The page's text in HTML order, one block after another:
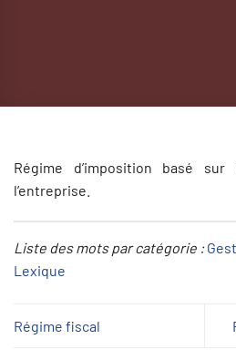
Régime d’imposition basé
l’entreprise.
Liste des mots par catégorie :
Lexique
Régime fiscal